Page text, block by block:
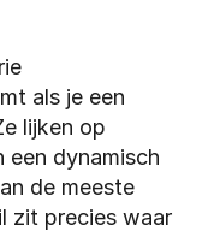
als je een
lijken op
een dynamisch
de meeste
zit precies waar